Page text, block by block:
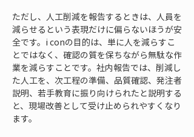
ただし、人工削減を報告するときは、人員を
減らせるという表現だけに偏らないほうが安
全です。i conの目的は、単に人を減らすこ
とではなく、確認の質を保ちながら無駄な作
業を減らすことです。社内報告では、削減し
た人工を、次工程の準備、品質確認、発注者
説明、若手教育に振り向けられたと説明する
と、現場改善として受け止められやすくなり
ます。